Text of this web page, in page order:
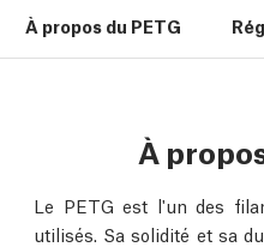
À propos du PETG
À
Le PETG est l'un des
utilisés. Sa solidité et sa